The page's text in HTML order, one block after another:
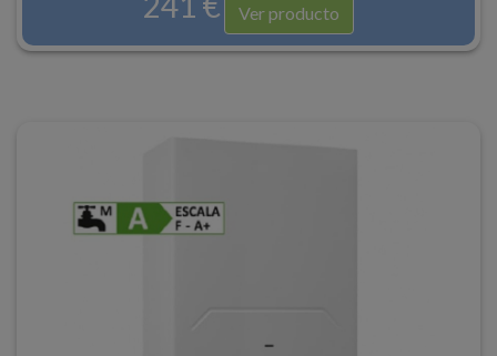
Ver producto